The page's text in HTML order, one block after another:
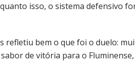
isso, o sistema defensivo
refletiu bem o que foi o duelo:
de vitória para o